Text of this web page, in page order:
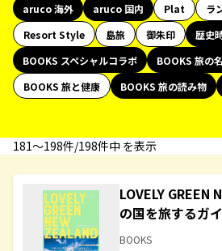
aruco 海外
aruco 国内 Plat
ラ
Resort Style
島旅 御朱印 歴史
BOOKS スペシャルコラボ
BOOKS 旅の
BOOKS 旅と健康
BOOKS 旅の読み物
181〜198件/198件中 を表示
LOVELY GREEN
の国を旅するガ
BOOKS